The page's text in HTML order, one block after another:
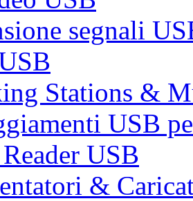
segnali
Stations &
USB
USB
&